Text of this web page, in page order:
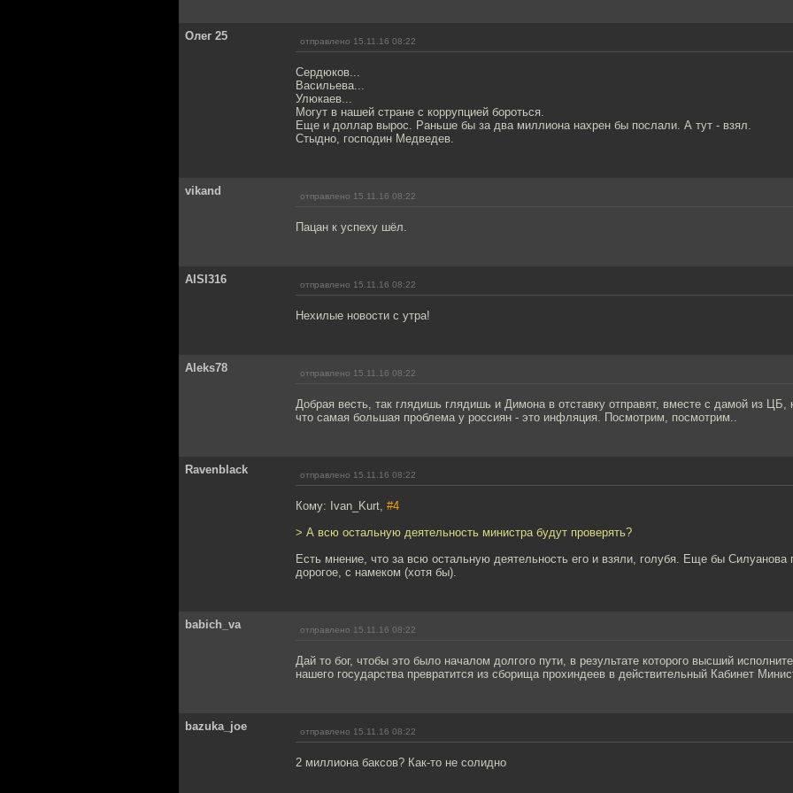
Олег 25 отправлено 15.11.16 08:22
Сердюков...
Васильева...
Улюкаев...
Могут в нашей стране с коррупцией бороться.
Еще и доллар вырос. Раньше бы за два миллиона нахрен бы послали. А тут - взял.
Стыдно, господин Медведев.
vikand отправлено 15.11.16 08:22
Пацан к успеху шёл.
AISI316 отправлено 15.11.16 08:22
Нехилые новости с утра!
Aleks78 отправлено 15.11.16 08:22
Добрая весть, так глядишь глядишь и Димона в отставку отправят, вместе с дамой из ЦБ,
что самая большая проблема у россиян - это инфляция. Посмотрим, посмотрим..
Ravenblack отправлено 15.11.16 08:22
Кому: Ivan_Kurt, #4
> А всю остальную деятельность министра будут проверять?
Есть мнение, что за всю остальную деятельность его и взяли, голубя. Еще бы Силуанова
дорогое, с намеком (хотя бы).
babich_va отправлено 15.11.16 08:22
Дай то бог, чтобы это было началом долгого пути, в результате которого высший
нашего государства превратится из сборища прохиндеев в действительный Кабинет
bazuka_joe отправлено 15.11.16 08:22
2 миллиона баксов? Как-то не солидно